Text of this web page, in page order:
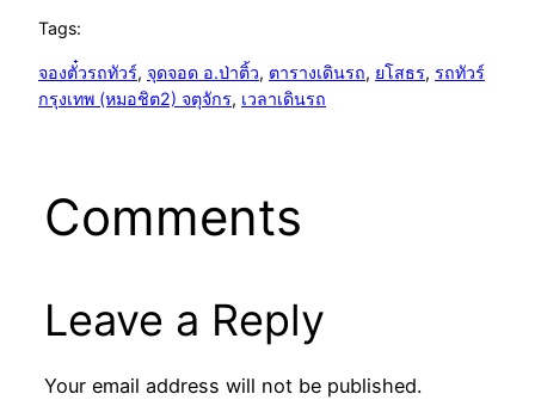
Tags:
จองตั๋วรถทัวร์, จุดจอด อ.ป่าติ้ว, ตารางเดินรถ, ยโสธร, รถทัวร์
กรุงเทพ (หมอชิต2) จตุจักร, เวลาเดินรถ
Comments
Leave a Reply
Your email address will not be published.